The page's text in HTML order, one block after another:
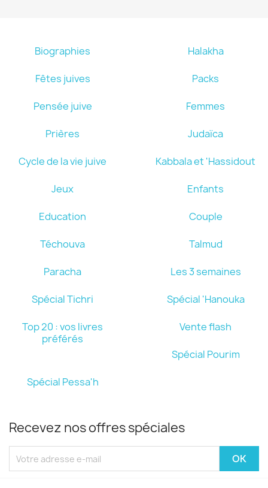
Biographies Halakha
Fêtes juives Packs
Pensée juive Femmes
Prières Judaïca
Cycle de la vie juive Kabbala et 'Hassidout
Jeux Enfants
Education Couple
Téchouva Talmud
Paracha Les 3 semaines
Spécial Tichri Spécial 'Hanouka
Top 20 : vos livres
préférés
Vente flash
Spécial Pourim
Spécial Pessa'h
Recevez nos offres spéciales